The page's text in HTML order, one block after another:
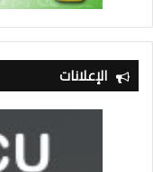
الإعلانات